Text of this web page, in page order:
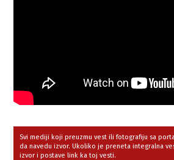
Svi mediji koji preuzmu vest ili fotografiju sa
da navedu izvor. Ukoliko je preneta integralna
izvor i postave link ka toj vesti.